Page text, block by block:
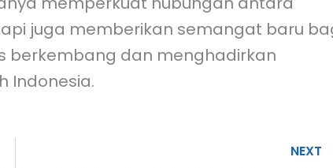
juga memberikan semangat baru
berkembang dan menghadirkan
Indonesia.
NEXT